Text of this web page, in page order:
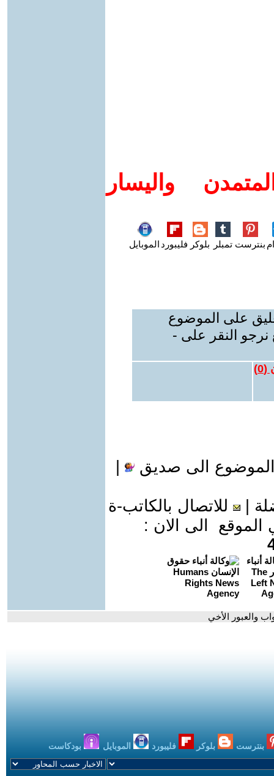
واليسار
بنترست تمبلر بلوكر فليبورد الموبايل
على الموضوع
نرجو النقر على -
(
0
)
الى صديق
للاتصال بالكاتب-ة
الى الان :
والعبور الأخي
بنترست بلوكر فليبورد الموبايل بودكاست